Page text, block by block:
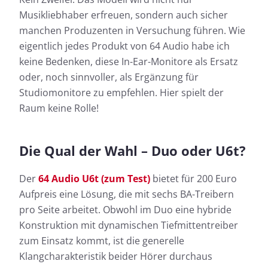
Musikliebhaber erfreuen, sondern auch sicher
manchen Produzenten in Versuchung führen. Wie
eigentlich jedes Produkt von 64 Audio habe ich
keine Bedenken, diese In-Ear-Monitore als Ersatz
oder, noch sinnvoller, als Ergänzung für
Studiomonitore zu empfehlen. Hier spielt der
Raum keine Rolle!
Die Qual der Wahl – Duo oder U6t?
Der64 Audio U6t (zum Test) bietet für 200 Euro
Aufpreis eine Lösung, die mit sechs BA-Treibern
pro Seite arbeitet. Obwohl im Duo eine hybride
Konstruktion mit dynamischen Tiefmittentreiber
zum Einsatz kommt, ist die generelle
Klangcharakteristik beider Hörer durchaus